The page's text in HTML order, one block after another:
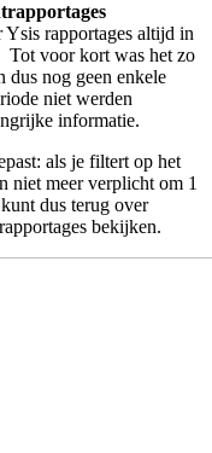
rapportages altijd in
Tot voor kort was het zo
dus nog geen enkele
niet werden
informatie.
als je filtert op het
niet meer verplicht om 1
dus terug over
bekijken.